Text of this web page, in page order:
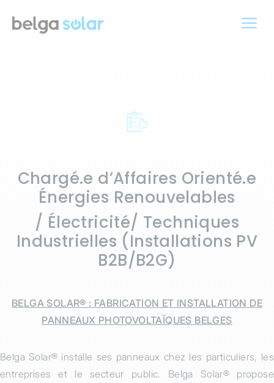
a
Chargé.e d’Affaires Orienté.e
Énergies Renouvelables
/ Électricité/ Techniques
Industrielles (Installations PV
B2B/B2G)
BELGA SOLAR® : FABRICATION ET INSTALLATION DE
PANNEAUX PHOTOVOLTAÏQUES BELGES
Belga Solar® installe ses panneaux chez les particuliers, les
entreprises et le secteur public. Belga Solar® propose